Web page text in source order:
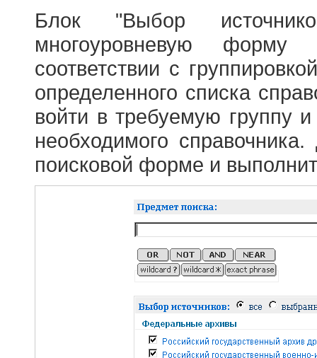
Блок "Выбор
многоуровневую форму
соответствии с
определенного списка
войти в требуемую группу и
необходимого
поисковой форме и